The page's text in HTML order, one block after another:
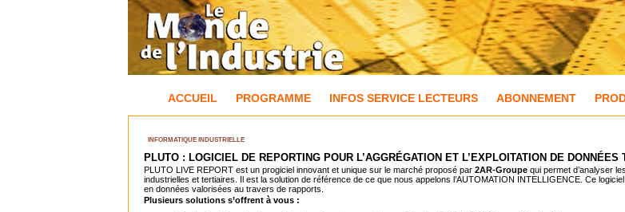
ACCUEIL PROGRAMME INFOS SERVICE LECTEURS ABONNEMENT
INFORMATIQUE INDUSTRIELLE
PLUTO : LOGICIEL DE REPORTING POUR L’AGGRÉGATION ET L’EXPLOITATION DE DONNÉES
PLUTO LIVE REPORT est un progiciel innovant et unique sur le marché proposé par 2AR-Groupe qui permet d’analyser
industrielles et tertiaires. Il est la solution de référence de ce que nous appelons l’AUTOMATION INTELLIGENCE. Ce
en données valorisées au travers de rapports.
Plusieurs solutions s’offrent à vous :